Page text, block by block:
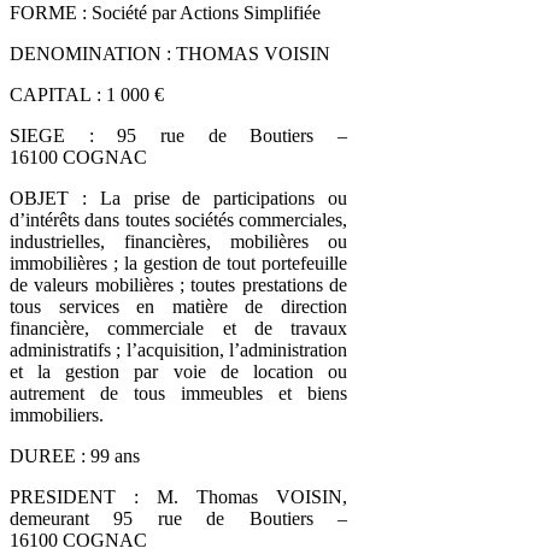
FORME : Société par Actions Simplifiée
DENOMINATION : THOMAS VOISIN
CAPITAL : 1 000 €
SIEGE : 95 rue de Boutiers –
16100 COGNAC
OBJET : La prise de participations ou
d’intérêts dans toutes sociétés commerciales,
industrielles, financières, mobilières ou
immobilières ; la gestion de tout portefeuille
de valeurs mobilières ; toutes prestations de
tous services en matière de direction
financière, commerciale et de travaux
administratifs ; l’acquisition, l’administration
et la gestion par voie de location ou
autrement de tous immeubles et biens
immobiliers.
DUREE : 99 ans
PRESIDENT : M. Thomas VOISIN,
demeurant 95 rue de Boutiers –
16100 COGNAC